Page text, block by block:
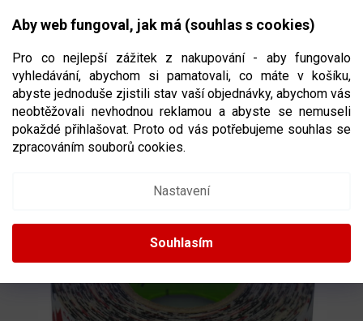
Aby web fungoval, jak má (souhlas s cookies)
Pro co nejlepší zážitek z nakupování - aby fungovalo
vyhledávání, abychom si pamatovali, co máte v košíku,
abyste jednoduše zjistili stav vaší objednávky, abychom vás
neobtěžovali nevhodnou reklamou a abyste se nemuseli
pokaždé přihlašovat. Proto od vás potřebujeme souhlas se
zpracováním souborů cookies.
Nastavení
Souhlasím
CZK
NÁKUPNÍ
PÁSKA RENFREW TEAM CANADA18 M X
24 MM